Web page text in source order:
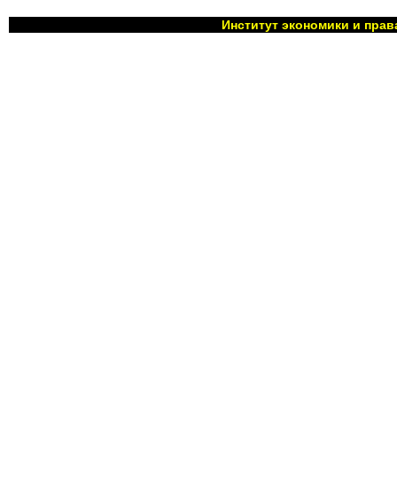
Институт экономики и